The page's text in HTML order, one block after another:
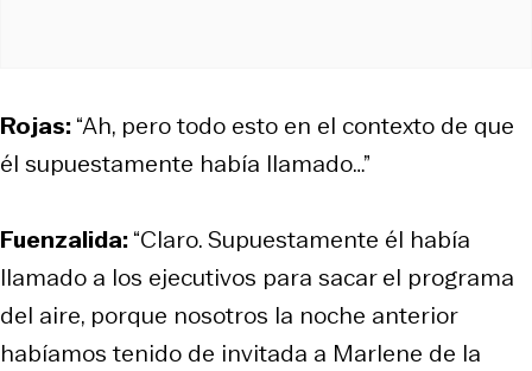
Rojas:“Ah, pero todo esto en el contexto de que
él supuestamente había llamado…”
Fuenzalida:“Claro. Supuestamente él había
llamado a los ejecutivos para sacar el programa
del aire, porque nosotros la noche anterior
habíamos tenido de invitada a Marlene de la